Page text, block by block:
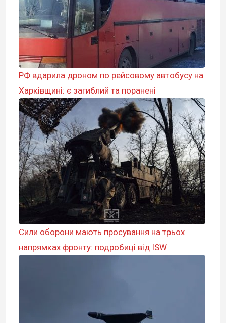
РФ вдарила дроном по рейсовому автобусу на
Харківщині: є загиблий та поранені
Сили оборони мають просування на трьох
напрямках фронту: подробиці від ISW